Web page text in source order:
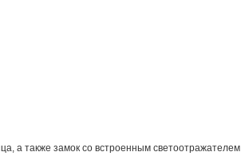
а также замок со встроенным светоотражателем